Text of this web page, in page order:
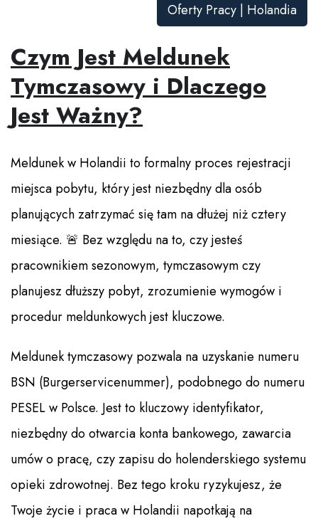
Oferty Pracy | Holandia
Czym Jest Meldunek
Tymczasowy i Dlaczego
Jest Ważny?
Meldunek w Holandii to formalny proces rejestracji
miejsca pobytu, który jest niezbędny dla osób
planujących zatrzymać się tam na dłużej niż cztery
miesiące. 🚨 Bez względu na to, czy jesteś
pracownikiem sezonowym, tymczasowym czy
planujesz dłuższy pobyt, zrozumienie wymogów i
procedur meldunkowych jest kluczowe.
Meldunek tymczasowy pozwala na uzyskanie numeru
BSN (Burgerservicenummer), podobnego do numeru
PESEL w Polsce. Jest to kluczowy identyfikator,
niezbędny do otwarcia konta bankowego, zawarcia
umów o pracę, czy zapisu do holenderskiego systemu
opieki zdrowotnej. Bez tego kroku ryzykujesz, że
Twoje życie i praca w Holandii napotkają na